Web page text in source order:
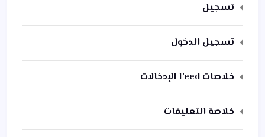
تسجيل
تسجيل الدخول
خلاصات Feed الإدخالات
خلاصة التعليقات